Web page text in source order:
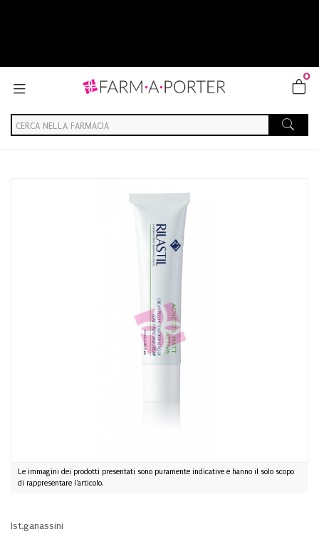
0
Le immagini dei prodotti presentati sono puramente indicative e hanno il solo scopo
di rappresentare l'articolo.
Ist.ganassini